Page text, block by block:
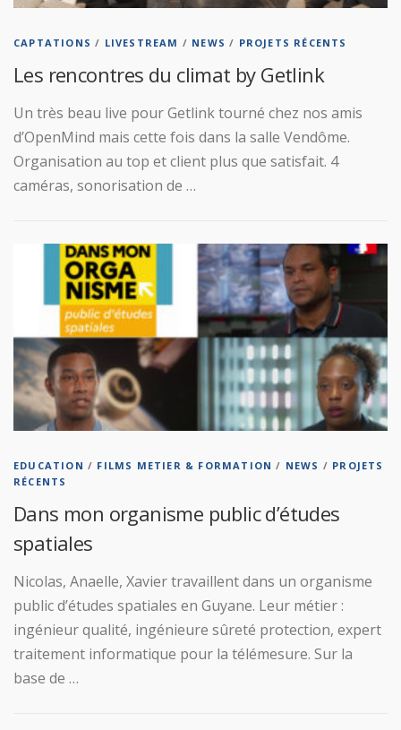
CAPTATIONS / LIVESTREAM / NEWS / PROJETS RÉCENTS
Les rencontres du climat by Getlink
Un très beau live pour Getlink tourné chez nos amis
d’OpenMind mais cette fois dans la salle Vendôme.
Organisation au top et client plus que satisfait. 4
caméras, sonorisation de …
EDUCATION / FILMS METIER & FORMATION / NEWS / PROJETS
RÉCENTS
Dans mon organisme public d’études
spatiales
Nicolas, Anaelle, Xavier travaillent dans un organisme
public d’études spatiales en Guyane. Leur métier :
ingénieur qualité, ingénieure sûreté protection, expert
traitement informatique pour la télémesure. Sur la
base de …